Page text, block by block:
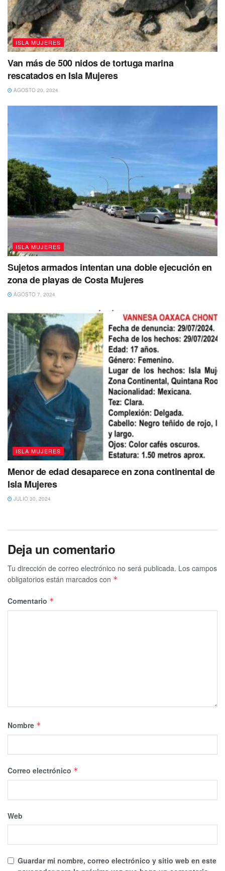
ISLA MUJERES
Van más de 500 nidos de tortuga marina
rescatados en Isla Mujeres
AGOSTO 20, 2024
ISLA MUJERES
Sujetos armados intentan una doble ejecución en
zona de playas de Costa Mujeres
AGOSTO 7, 2024
ISLA MUJERES
Menor de edad desaparece en zona continental de
Isla Mujeres
JULIO 30, 2024
Deja un comentario
Tu dirección de correo electrónico no será publicada. Los campos
obligatorios están marcados con *
Comentario *
Nombre *
Correo electrónico *
Web
Guardar mi nombre, correo electrónico y sitio web en este